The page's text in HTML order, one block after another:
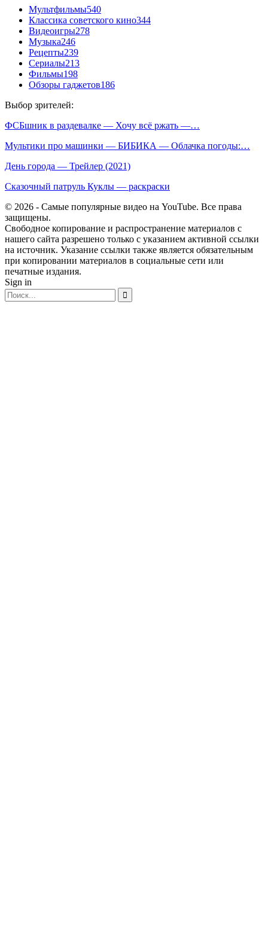
Мультфильмы540
Классика советского кино344
Видеоигры278
Музыка246
Рецепты239
Сериалы213
Фильмы198
Обзоры гаджетов186
Выбор зрителей:
ФСБшник в раздевалке — Хочу всё ржать —…
Мультики про машинки — БИБИКА — Облачка погоды:…
День города — Трейлер (2021)
Сказочный патруль Куклы — раскраски
© 2026 - Самые популярные видео на YouTube. Все права
защищены.
Свободное копирование и распространение материалов с
нашего сайта разрешено только с указанием активной ссылки
на источник. Указание ссылки также является обязательным
при копировании материалов в социальные сети или
печатные издания.
Sign in